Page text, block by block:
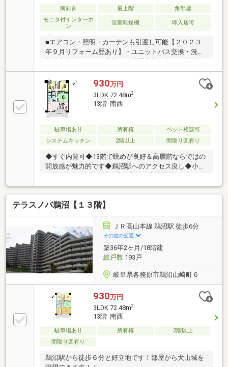
南向き 最上階
角部屋
モニタ付インターホ
ン
浴室乾燥機 即入居可
■エアコン・照明・カーテンも引渡し可能【２０２３
年９月リフォーム歴あり】・ユニットバス交換・洗面
化粧台交換・トイレ交換・給湯器交換・全クロス貼
替・畳表替
930万円
3LDK 72.48m2
13階 南西
駐車場あり 所有権
ペット相談可
システムキッチン
2階以上 間取り図有り
◆すぐ内覧可◆13階で眺めが良好＆高層階ならではの
開放感が魅力的です◆鵜沼駅へのアクセス良し◆小学
校徒歩約5分◆利便性が高い立地！室内状態ヨシ！ペ
ット住めるお家です！
テラスノバ鵜沼【１３階】
ＪＲ高山本線 鵜沼駅 徒歩6分
その他の交通
築36年2ヶ月/18階建
総戸数193戸
岐阜県各務原市鵜沼山崎町６
930万円
3LDK 72.48m2
13階 南西
駐車場あり 所有権
2階以上
間取り図有り
鵜沼駅から徒歩６分と好立地です！部屋から犬山城を